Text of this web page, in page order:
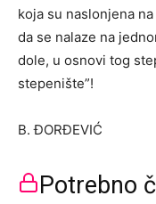
koja su naslonjena
da se nalaze na
dole, u osnovi tog
stepenište”!
B. ĐORĐEVIĆ
Potrebno